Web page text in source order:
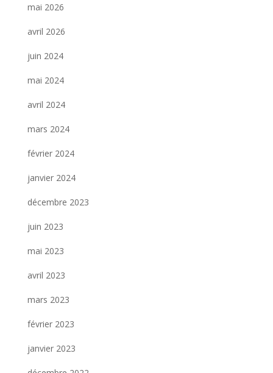
mai 2026
avril 2026
juin 2024
mai 2024
avril 2024
mars 2024
février 2024
janvier 2024
décembre 2023
juin 2023
mai 2023
avril 2023
mars 2023
février 2023
janvier 2023